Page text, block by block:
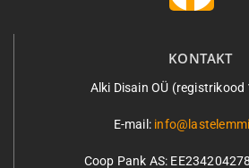
KONTAKT
Alki Disain OÜ
E-mail:
Coop Pank AS: